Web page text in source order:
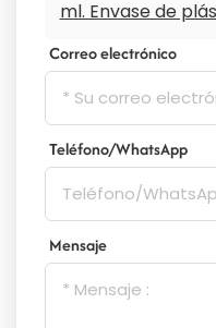
ml. Envase de
Correo electrónico
Teléfono/WhatsApp
Mensaje